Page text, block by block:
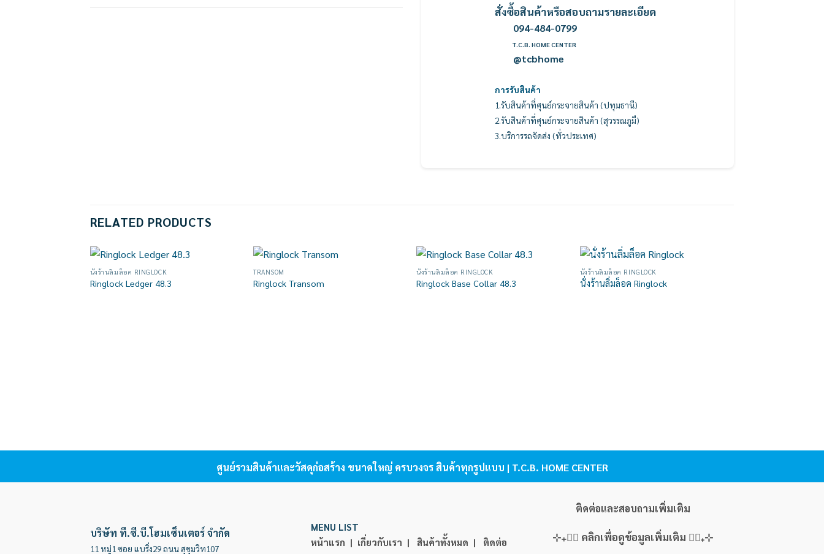
สั่งซื้อสินค้าหรือสอบถามรายละเอียด
094-484-0799
T.C.B. HOME CENTER
@tcbhome
การรับสินค้า
1.รับสินค้าที่ศุนย์กระจายสินค้า (ปทุมธานี)
2.รับสินค้าที่ศุนย์กระจายสินค้า (สุวรรณภูมื)
3.บริการรถจัดส่ง (ทั่วประเทศ)
RELATED PRODUCTS
นั่งร้านลิ่มล็อค RINGLOCK
Ringlock Ledger 48.3
TRANSOM
Ringlock Transom
นั่งร้านลิ่มล็อค RINGLOCK
Ringlock Base Collar 48.3
นั่งร้านลิ่มล็อค RINGLOCK
นั่งร้านลิ่มล็อค Ringlock
ศูนย์รวมสินค้าและวัสดุก่อสร้าง ขนาดใหญ่ ครบวงจร สินค้าทุกรูปแบบ | T.C.B. HOME CENTER
บริษัท ที.ซี.บี.โฮมเซ็นเตอร์ จำกัด
11 หมู่1 ซอย แบริ่ง29 ถนน สุขุมวิท107
MENU LIST
หน้าแรก | เกี่ยวกับเรา | สินค้าทั้งหมด |
ติดต่อ
ติดต่อและสอบถามเพิ่มเติม
⊹₊👇🏻 คลิกเพื่อดูข้อมูลเพิ่มเติม 👇🏻₊⊹